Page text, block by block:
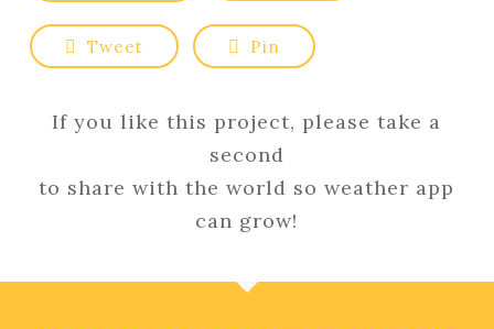
Tweet Pin
If you like this project, please take a
second
to share with the world so weather app
can grow!